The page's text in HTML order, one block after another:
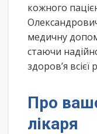
кожного
медичну
стаючи
здоров’я всієї
Про
лікаря